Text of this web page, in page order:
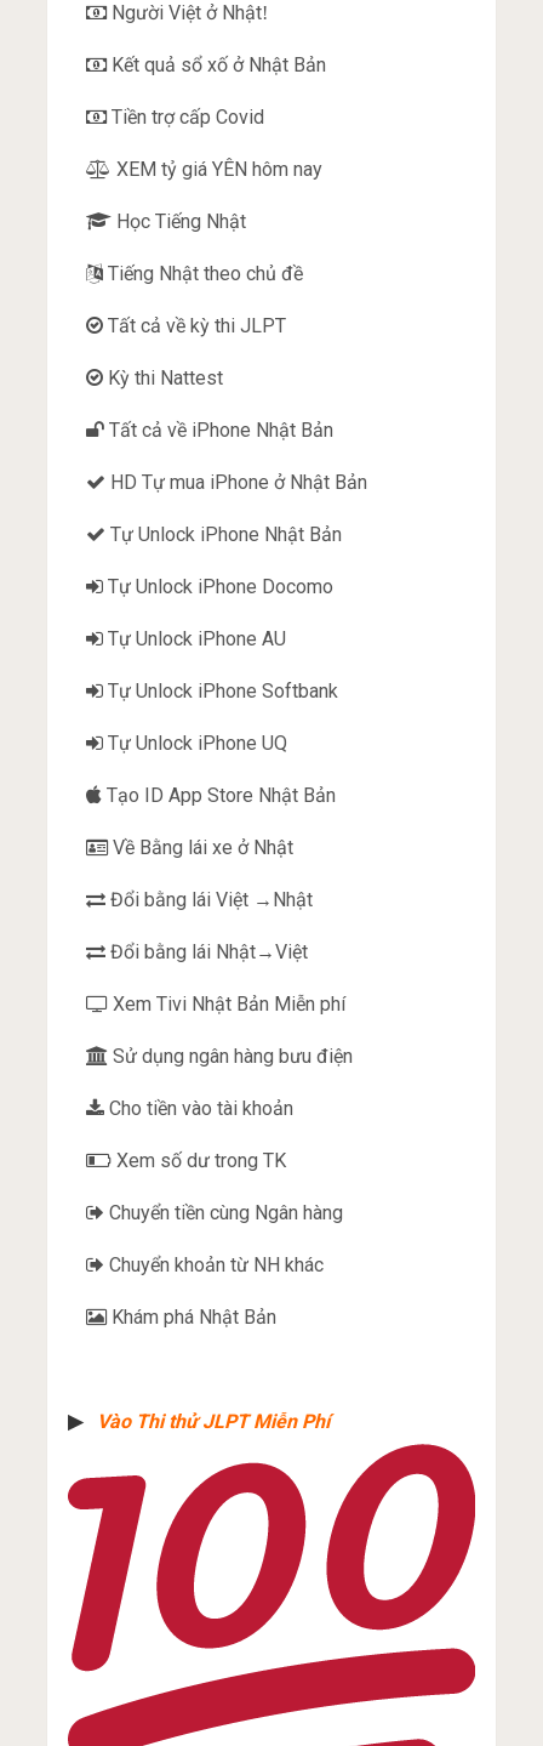
Người Việt ở Nhật!
Kết quả sổ xố ở Nhật Bản
Tiền trợ cấp Covid
XEM tỷ giá YÊN hôm nay
Học Tiếng Nhật
Tiếng Nhật theo chủ đề
Tất cả về kỳ thi JLPT
Kỳ thi Nattest
Tất cả về iPhone Nhật Bản
HD Tự mua iPhone ở Nhật Bản
Tự Unlock iPhone Nhật Bản
Tự Unlock iPhone Docomo
Tự Unlock iPhone AU
Tự Unlock iPhone Softbank
Tự Unlock iPhone UQ
Tạo ID App Store Nhật Bản
Về Bằng lái xe ở Nhật
Đổi bằng lái Việt →Nhật
Đổi bằng lái Nhật→Việt
Xem Tivi Nhật Bản Miễn phí
Sử dụng ngân hàng bưu điện
Cho tiền vào tài khoản
Xem số dư trong TK
Chuyển tiền cùng Ngân hàng
Chuyển khoản từ NH khác
Khám phá Nhật Bản
▶︎ Vào Thi thử JLPT Miễn Phí